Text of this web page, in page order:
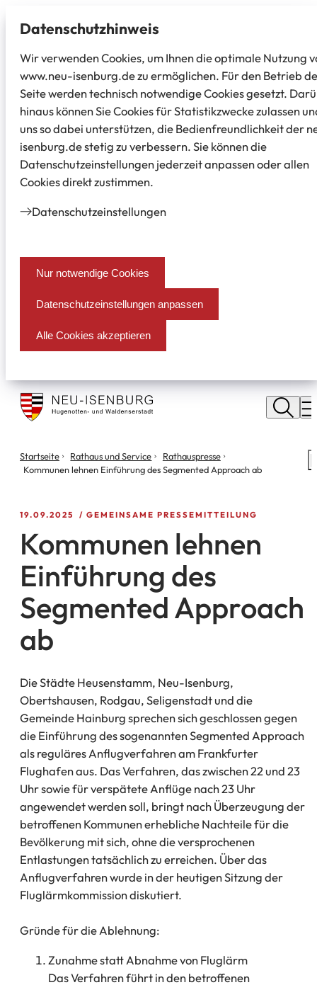
Datenschutz­hinweis
Wir verwenden Cookies, um Ihnen die optimale Nutzung
www.neu-isenburg.de zu ermöglichen. Für den Betrieb
Seite werden technisch notwendige Cookies gesetzt.
hinaus können Sie Cookies für Statistikzwecke zulassen
uns so dabei unterstützen, die Bedienfreundlichkeit der
isenburg.de stetig zu verbessern. Sie können die
Datenschutzeinstellungen jederzeit anpassen oder allen
Cookies direkt zustimmen.
Datenschutz­einstellungen
Nur notwendige Cookies
Datenschutzeinstellungen anpassen
Alle Cookies akzeptieren
Stadt
Neu
Isenburg
Sie
befinden
Startseite Rathaus und Service
Rathauspresse
Kommunen lehnen Einführung des Segmented Approach ab
19.09.2025 GEMEINSAME PRESSEMITTEILUNG
Kommunen lehnen
Einführung des
Segmented Approach
ab
Die Städte Heusenstamm, Neu-Isenburg,
Obertshausen, Rodgau, Seligenstadt und die
Gemeinde Hainburg sprechen sich geschlossen gegen
die Einführung des sogenannten Segmented Approach
als reguläres Anflugverfahren am Frankfurter
Flughafen aus. Das Verfahren, das zwischen 22 und 23
Uhr sowie für verspätete Anflüge nach 23 Uhr
angewendet werden soll, bringt nach Überzeugung der
betroffenen Kommunen erhebliche Nachteile für die
Bevölkerung mit sich, ohne die versprochenen
Entlastungen tatsächlich zu erreichen. Über das
Anflugverfahren wurde in der heutigen Sitzung der
Fluglärmkommission diskutiert.
Gründe für die Ablehnung:
Zunahme statt Abnahme von Fluglärm
Das Verfahren führt in den betroffenen